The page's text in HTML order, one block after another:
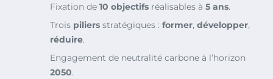
Fixation de 10 objectifs réalisables à 5 ans.
Trois piliers stratégiques : former, développer,
réduire.
Engagement de neutralité carbone à l’horizon
2050.